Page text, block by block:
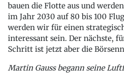
bauen die Flotte aus und
im Jahr 2030 auf 80 bis 100
werden wir für einen
interessant sein. Der nächste,
Schritt ist jetzt aber die
Martin Gauss begann seine